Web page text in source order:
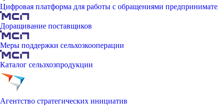
Цифровая платформа для работы с обращениями
Доращивание поставщиков
Меры поддержки сельхозкооперации
Каталог сельзхозпродукции
Агентство стратегических инициатив